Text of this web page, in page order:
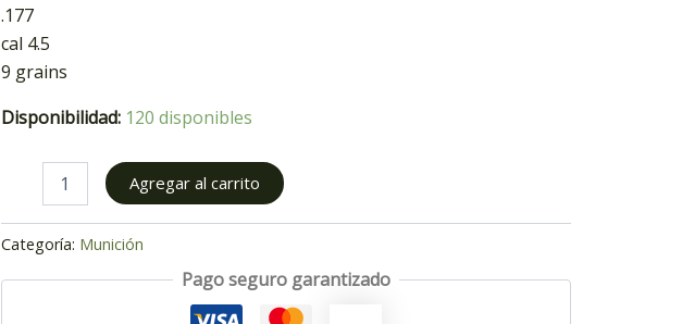
.177
cal 4.5
9 grains
Disponibilidad: 120 disponibles
Agregar al carrito
Categoría: Munición
Pago seguro garantizado